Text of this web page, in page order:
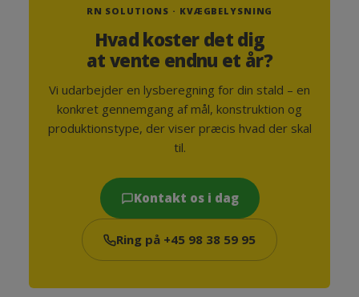
RN SOLUTIONS · KVÆGBELYSNING
Hvad koster det dig
at vente endnu et år?
Vi udarbejder en lysberegning for din stald – en
konkret gennemgang af mål, konstruktion og
produktionstype, der viser præcis hvad der skal
til.
Kontakt os i dag
Ring på +45 98 38 59 95